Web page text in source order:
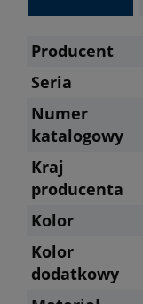
Producent
Seria
Numer
katalogowy
Kraj
producenta
Kolor
Kolor
dodatkowy